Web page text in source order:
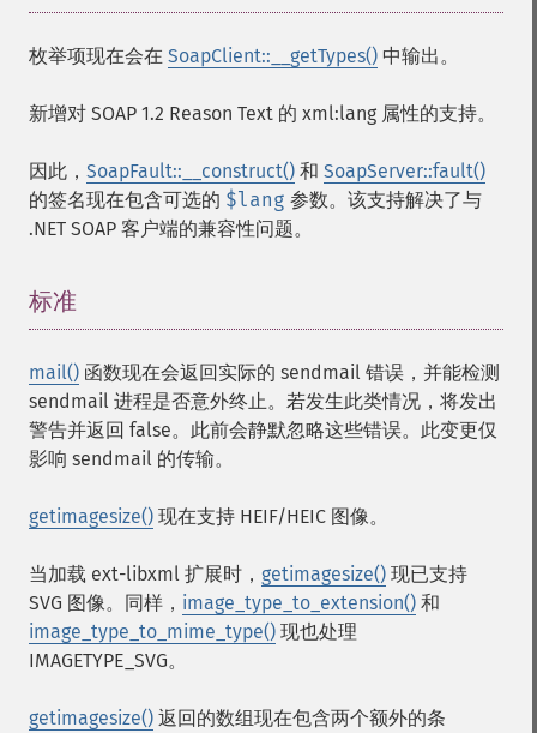
枚举项现在会在 SoapClient::__getTypes() 中输出。
新增对 SOAP 1.2 Reason Text 的 xml:lang 属性的支持。
因此， SoapFault::__construct() 和 SoapServer::fault()
的签名现在包含可选的 $lang 参数。该支持解决了与
.NET SOAP 客户端的兼容性问题。
标准
mail() 函数现在会返回实际的 sendmail 错误，并能检测
sendmail 进程是否意外终止。若发生此类情况，将发出
警告并返回 false。此前会静默忽略这些错误。此变更仅
影响 sendmail 的传输。
getimagesize() 现在支持 HEIF/HEIC 图像。
当加载 ext-libxml 扩展时， getimagesize() 现已支持
SVG 图像。同样， image_type_to_extension() 和
image_type_to_mime_type() 现也处理
IMAGETYPE_SVG。
getimagesize() 返回的数组现在包含两个额外的条